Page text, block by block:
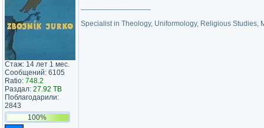
Стаж: 14 лет 1 мес.
Сообщений: 6105
Ratio: 748.2
Раздал: 27.92 TB
Поблагодарили:
2843
100%
Specialist in Theology, Uniformology, Religious